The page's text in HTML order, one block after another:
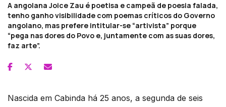
A angolana Joice Zau é poetisa e campeã de poesia falada,
tenho ganho visibilidade com poemas críticos do Governo
angolano, mas prefere intitular-se “artivista” porque
“pega nas dores do Povo e, juntamente com as suas dores,
faz arte”.
Nascida em Cabinda há 25 anos, a segunda de seis